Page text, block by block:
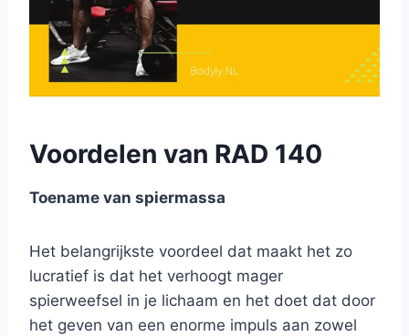
Voordelen van RAD 140
Toename van spiermassa
Het belangrijkste voordeel dat maakt het zo
lucratief is dat het verhoogt mager
spierweefsel in je lichaam en het doet dat door
het geven van een enorme impuls aan zowel